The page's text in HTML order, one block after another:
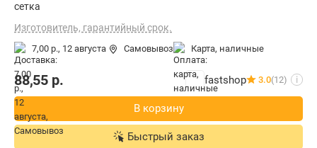
сетка
Изготовитель, гарантийный срок.
7,00 р., 12 августа Самовывоз карта, наличные
88,55 р. fastshop 3.0(12) i
В корзину
Быстрый заказ